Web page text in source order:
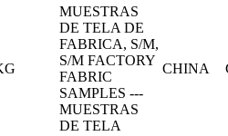
MUESTRAS
DE TELA DE
FABRICA, S/M,
S/M FACTORY
FABRIC
SAMPLES ---
MUESTRAS
DE TELA
CHINA